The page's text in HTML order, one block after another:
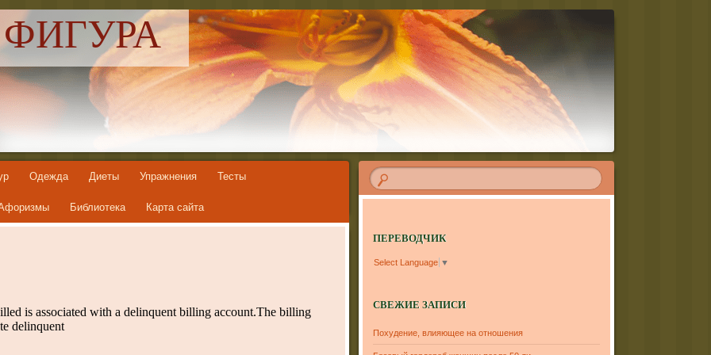
Одежда Диеты Упражнения Тесты
Библиотека Карта сайта
ПЕРЕВОДЧИК
Select Language ▼
СВЕЖИЕ ЗАПИСИ
Похудение, влияющее на отношения